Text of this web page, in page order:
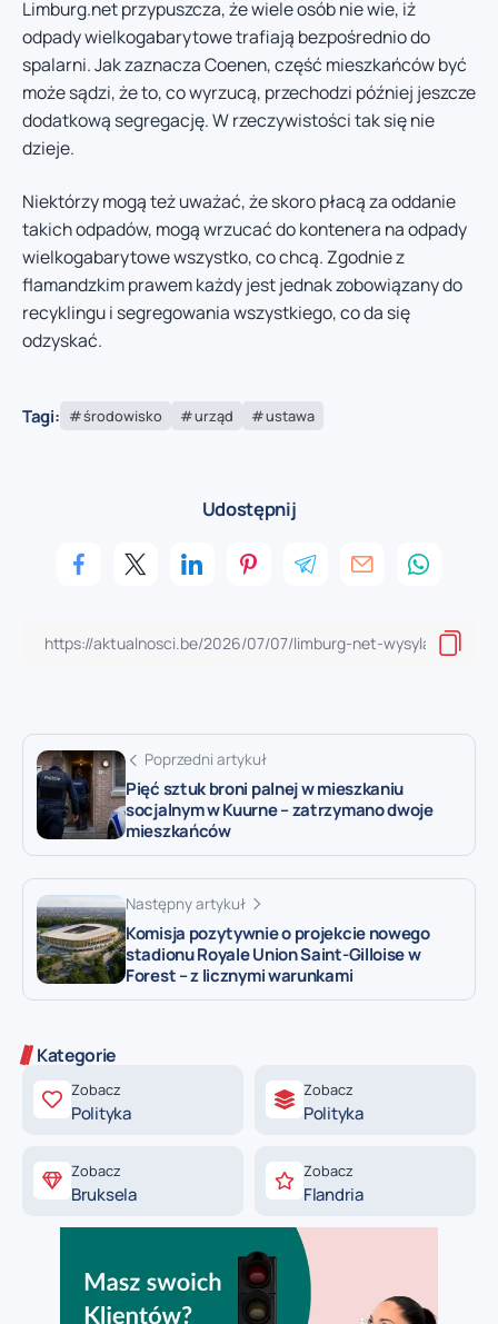
Limburg.net przypuszcza, że wiele osób nie wie, iż
odpady wielkogabarytowe trafiają bezpośrednio do
spalarni. Jak zaznacza Coenen, część mieszkańców być
może sądzi, że to, co wyrzucą, przechodzi później jeszcze
dodatkową segregację. W rzeczywistości tak się nie
dzieje.
Niektórzy mogą też uważać, że skoro płacą za oddanie
takich odpadów, mogą wrzucać do kontenera na odpady
wielkogabarytowe wszystko, co chcą. Zgodnie z
flamandzkim prawem każdy jest jednak zobowiązany do
recyklingu i segregowania wszystkiego, co da się
odzyskać.
Tagi: środowisko urząd ustawa
Udostępnij
Poprzedni artykuł
Pięć sztuk broni palnej w mieszkaniu
socjalnym w Kuurne – zatrzymano dwoje
mieszkańców
Następny artykuł
Komisja pozytywnie o projekcie nowego
stadionu Royale Union Saint-Gilloise w
Forest – z licznymi warunkami
Kategorie
Zobacz
Polityka
Zobacz
Polityka
Zobacz
Bruksela
Zobacz
Flandria